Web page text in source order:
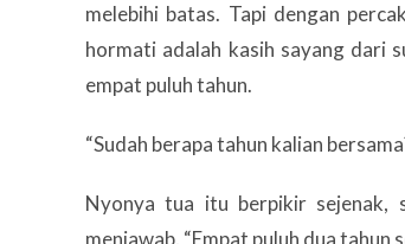
melebihi batas. Tapi dengan
hormati adalah kasih sayang dari
empat puluh tahun.
“Sudah berapa tahun kalian
Nyonya tua itu berpikir sejenak,
menjawab, “Empat puluh dua tahun